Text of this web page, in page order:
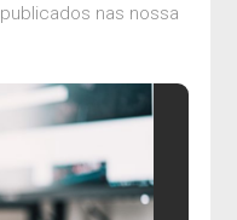
nas nossa